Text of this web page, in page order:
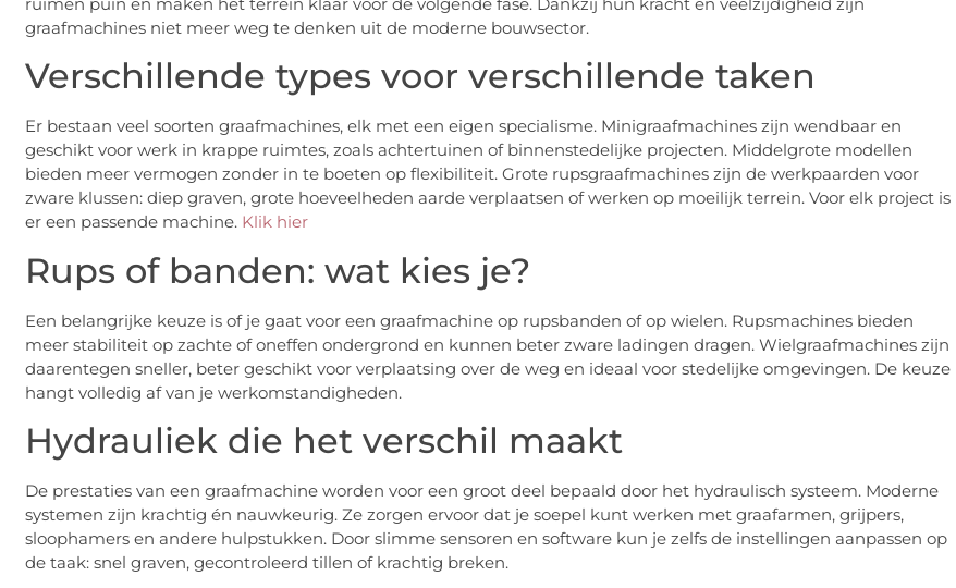
graafmachines niet meer weg te denken uit de moderne bouwsector.
Verschillende types voor verschillende taken
Er bestaan veel soorten graafmachines, elk met een eigen specialisme. Minigraafmachines zijn wendbaar en
geschikt voor werk in krappe ruimtes, zoals achtertuinen of binnenstedelijke projecten. Middelgrote modellen
bieden meer vermogen zonder in te boeten op flexibiliteit. Grote rupsgraafmachines zijn de werkpaarden voor
zware klussen: diep graven, grote hoeveelheden aarde verplaatsen of werken op moeilijk terrein. Voor elk project is
er een passende machine. Klik hier
Rups of banden: wat kies je?
Een belangrijke keuze is of je gaat voor een graafmachine op rupsbanden of op wielen. Rupsmachines bieden
meer stabiliteit op zachte of oneffen ondergrond en kunnen beter zware ladingen dragen. Wielgraafmachines zijn
daarentegen sneller, beter geschikt voor verplaatsing over de weg en ideaal voor stedelijke omgevingen. De keuze
hangt volledig af van je werkomstandigheden.
Hydrauliek die het verschil maakt
De prestaties van een graafmachine worden voor een groot deel bepaald door het hydraulisch systeem. Moderne
systemen zijn krachtig én nauwkeurig. Ze zorgen ervoor dat je soepel kunt werken met graafarmen, grijpers,
sloophamers en andere hulpstukken. Door slimme sensoren en software kun je zelfs de instellingen aanpassen op
de taak: snel graven, gecontroleerd tillen of krachtig breken.